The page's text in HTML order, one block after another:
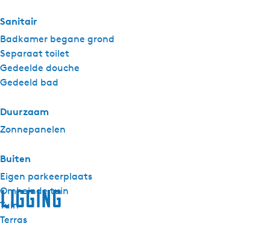
Sanitair
Badkamer begane grond
Separaat toilet
Gedeelde douche
Gedeeld bad
Duurzaam
Zonnepanelen
Buiten
Eigen parkeerplaats
Omheinde tuin
Tuin
Terras
Ligging